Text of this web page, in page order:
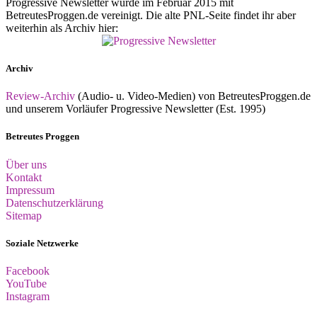
BetreutesProggen.de vereinigt. Die alte PNL-Seite findet ihr aber
weiterhin als Archiv hier:
Archiv
Review-Archiv (Audio- u. Video-Medien) von BetreutesProggen.de
und unserem Vorläufer Progressive Newsletter (Est. 1995)
Betreutes Proggen
Über uns
Kontakt
Impressum
Datenschutzerklärung
Sitemap
Soziale Netzwerke
Facebook
YouTube
Instagram